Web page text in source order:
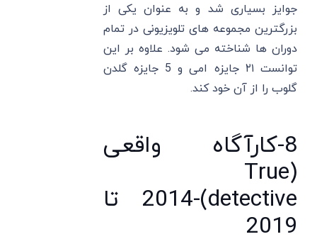
جوایز بسیاری شد و به عنوان یکی از
بزرگترین مجموعه های تلویزیونی در تمام
دوران ها شناخته می شود. علاوه بر این
توانست ۲۱ جایزه امی و 5 جایزه گلدن
گلوب را از آن خود کند.
8-کارآگاه واقعی
(True
detective)-2014 تا
2019